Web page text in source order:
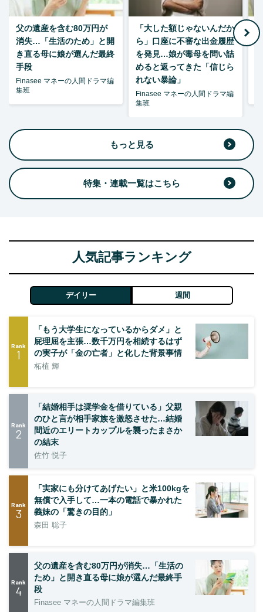
父の遺産を含む80万円が
消失…「生活のため」と開
き直る母に娘が選んだ最終
手段
Finasee マネーの人間ドラマ編
集班
「大した額じゃないんだか
ら」口座に不審な出金履歴
を発見…娘が毒母を問い詰
めると返ってきた「信じら
れない暴論」
Finasee マネーの人間ドラマ編
集班
もっと見る
特集・連載一覧はこちら
人気記事ランキング
デイリー 週間
Rank
1
「もう大学生になっているからダメ」と
屁理屈を主張…数千万円を相続するはず
の実子が「金の亡者」と化した背景事情
柘植 輝
Rank
2
「結婚相手は奨学金を借りている」父親
のひと言が相手家族を激怒させた…結婚
間近のエリートカップルを襲ったまさか
の結末
佐竹 悦子
Rank
3
「実家にも分けてあげたい」と米100kgを
無償で入手して…一本の電話で暴かれた
義妹の「驚きの目的」
森田 聡子
Rank
4
父の遺産を含む80万円が消失…「生活の
ため」と開き直る母に娘が選んだ最終手
段
Finasee マネーの人間ドラマ編集班